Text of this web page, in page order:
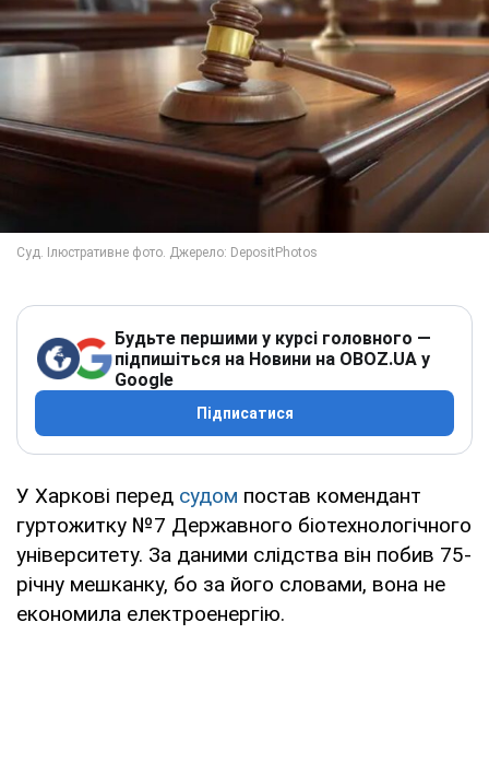
Будьте першими у курсі головного —
підпишіться на Новини на OBOZ.UA у
Google
Підписатися
У Харкові перед судом постав комендант
гуртожитку №7 Державного біотехнологічного
університету. За даними слідства він побив 75-
річну мешканку, бо за його словами, вона не
економила електроенергію.